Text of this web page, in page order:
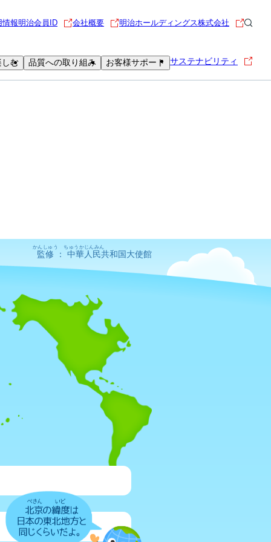
しむ 品質への取り組み お客様サポート サステナビリティ
情報明治会員ID 会社概要 明治ホールディングス株式会社
監修
かんしゅう
： 中華人民
ちゅうかじんみん
共和国大使館